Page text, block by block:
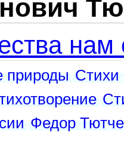
нам
природы Стихи
Федор